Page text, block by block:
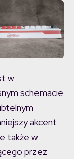
w
schemacie
akcent
także w
przez